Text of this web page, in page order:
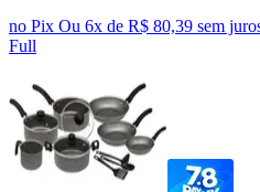
no Pix Ou 6x de R$ 80,39 sem
Full